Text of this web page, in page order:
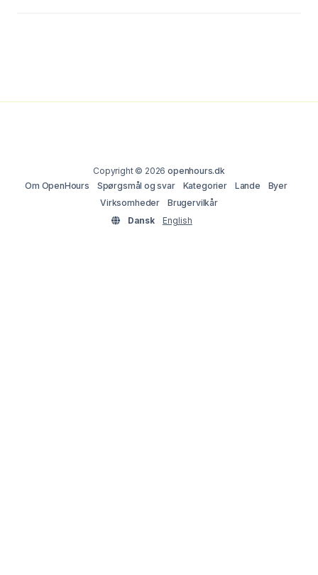
Copyright © 2026openhours.dk
Om OpenHours
Spørgsmål og svar Kategorier Lande
Byer
Virksomheder
Brugervilkår
Dansk
English